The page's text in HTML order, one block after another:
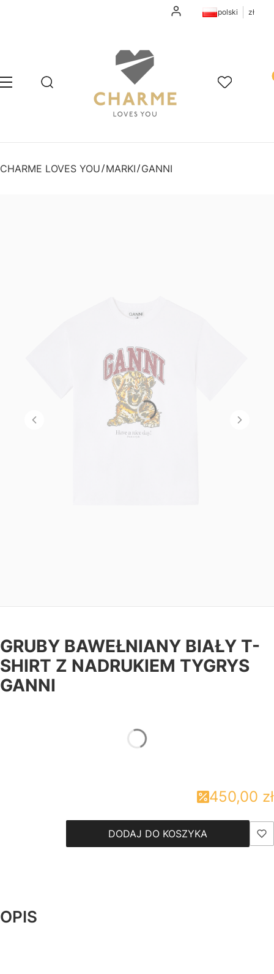
Zaloguj siępolski zł
Menu Otwórz wyszukiwarkę
Szukaj Ulubione
CHARME LOVES YOU MARKI GANNI
GRUBY BAWEŁNIANY BIAŁY T-
SHIRT Z NADRUKIEM TYGRYS
GANNI
450,00 zł
DODAJ DO KOSZYKA
OPIS